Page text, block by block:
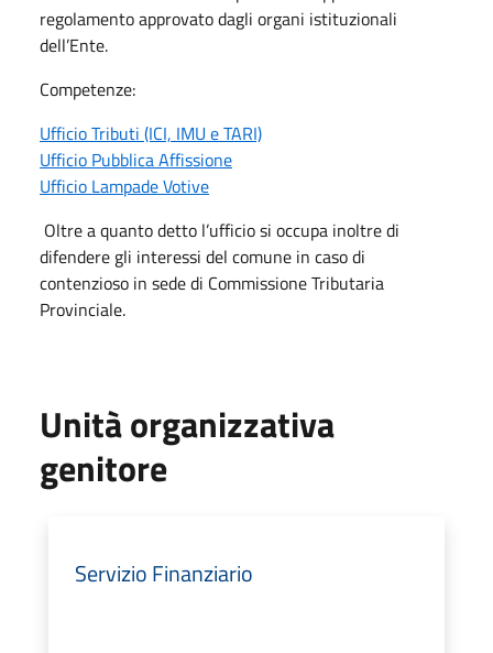
regolamento approvato dagli organi istituzionali
dell’Ente.
Competenze:
Ufficio Tributi (ICI, IMU e TARI)
Ufficio Pubblica Affissione
Ufficio Lampade Votive
Oltre a quanto detto l’ufficio si occupa inoltre di
difendere gli interessi del comune in caso di
contenzioso in sede di Commissione Tributaria
Provinciale.
Unità organizzativa
genitore
Servizio Finanziario